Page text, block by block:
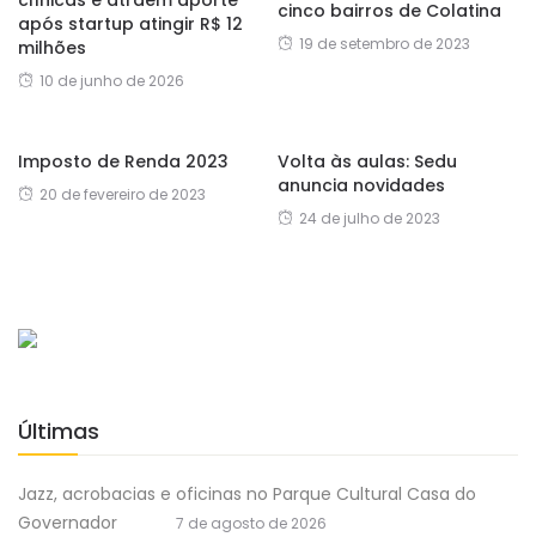
após startup atingir R$ 12
milhões
10 de junho de 2026
cinco bairros de Colatina
19 de setembro de 2023
Imposto de Renda 2023
20 de fevereiro de 2023
Volta às aulas: Sedu
anuncia novidades
24 de julho de 2023
Últimas
Jazz, acrobacias e oficinas no Parque Cultural Casa do
Governador
7 de agosto de 2026